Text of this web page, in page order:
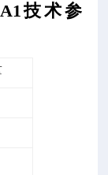
技术参